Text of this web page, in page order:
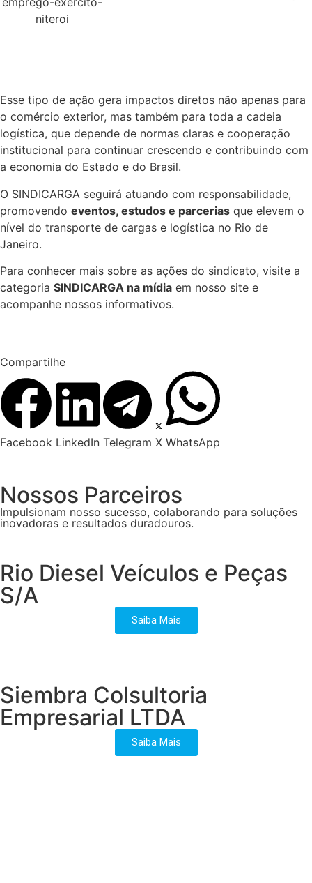
Esse tipo de ação gera impactos diretos não apenas para
o comércio exterior, mas também para toda a cadeia
logística, que depende de normas claras e cooperação
institucional para continuar crescendo e contribuindo com
a economia do Estado e do Brasil.
O SINDICARGA seguirá atuando com responsabilidade,
promovendo eventos, estudos e parcerias que elevem o
nível do transporte de cargas e logística no Rio de
Janeiro.
Para conhecer mais sobre as ações do sindicato, visite a
categoria SINDICARGA na mídia em nosso site e
acompanhe nossos informativos.
Compartilhe
Facebook LinkedIn Telegram X WhatsApp
Nossos Parceiros
Impulsionam nosso sucesso, colaborando para soluções
inovadoras e resultados duradouros.
Rio Diesel Veículos e Peças
S/A
Saiba Mais
Siembra Colsultoria
Empresarial LTDA
Saiba Mais